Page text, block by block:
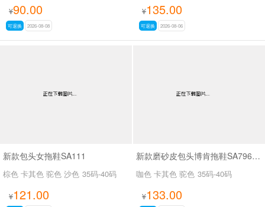
¥90.00
可退换 2026-08-08
¥135.00
可退换 2026-08-06
新款包头女拖鞋SA111
棕色 卡其色 驼色 沙色 35码-40码
¥121.00
新款磨砂皮包头博肯拖鞋SA796-10
咖色 卡其色 驼色 35码-40码
¥133.00